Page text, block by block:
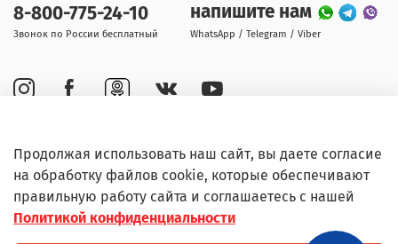
Покупателям
Информация
8-800-775-24-10
Звонок по России бесплатный
напишите нам
WhatsApp / Telegram / Viber
Продолжая использовать наш сайт, вы даете согласие
на обработку файлов cookie, которые обеспечивают
правильную работу сайта и соглашаетесь с нашей
Политикой конфиденциальности